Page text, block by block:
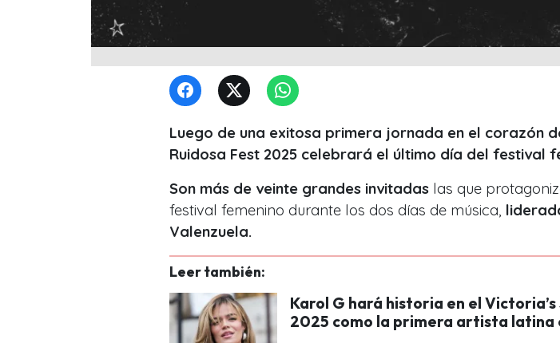
Luego de una exitosa primera jornada en el corazón
Ruidosa Fest 2025 celebrará el último día del festival
Son más de veinte grandes invitadas las que
festival femenino durante los dos días de música,
Valenzuela.
Leer también:
Karol G hará historia en el
2025 como la primera artista latina